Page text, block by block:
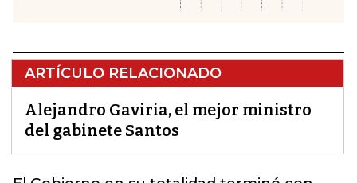
ARTÍCULO RELACIONADO
Alejandro Gaviria, el mejor ministro
del gabinete Santos